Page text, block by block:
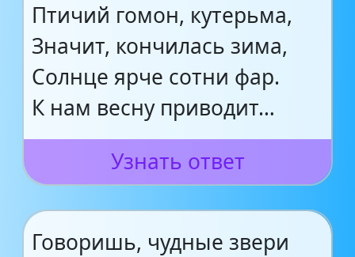
Птичий гомон, кутерьма,
Значит, кончилась зима,
Солнце ярче сотни фар.
К нам весну приводит…
Узнать ответ
Говоришь, чудные звери